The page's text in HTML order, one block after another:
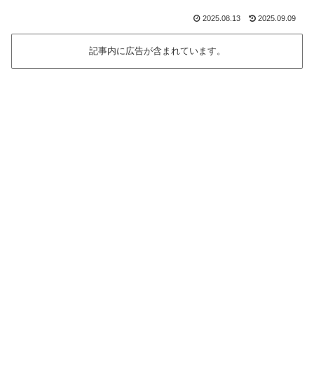
2025.08.13 2025.09.09
記事内に広告が含まれています。